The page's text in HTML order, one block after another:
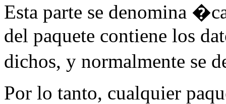
Esta parte se denomina
del paquete contiene los
dichos, y normalmente se
Por lo tanto, cualquier